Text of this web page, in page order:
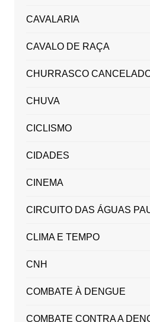
CAVALARIA
CAVALO DE RAÇA
CHURRASCO
CHUVA
CICLISMO
CIDADES
CINEMA
CIRCUITO DAS ÁGUAS
CLIMA E TEMPO
CNH
COMBATE À DENGUE
COMBATE CONTRA A